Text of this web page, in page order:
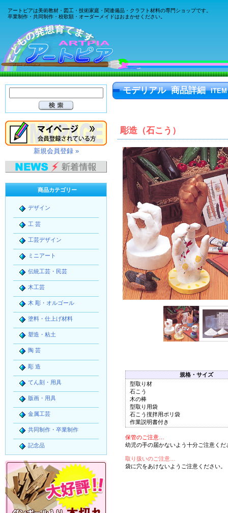
アートピアは美術教材・図工・技術家庭・関連備品・クラフト材料の専門ショップです。
卒業制作・共同制作・校歌額・オーダーメイドはおまかせください。
モデリアル 商品詳細
彫造（石こう）
規格・サイズ
型取り材
石こう
木の棒
型取り用袋
石こう撹拌用ポリ袋
作業説明書付き
保管のご注意…
幼児の手の届かないよう十分ご注意くだ
取り扱いのご注意…
袋に穴をあけないようご注意ください。
新規会員登録 »
商品カテゴリー
デザイン
工 芸
工芸デザイン
ミニアート
伝統工芸・民芸
木工芸
木 彫・オルゴール
塗料・仕上げ材料
塑造・粘土
陶 芸
彫 造
てん刻・用具
版画・用具
金属工芸
共同制作・卒業制作
記念品